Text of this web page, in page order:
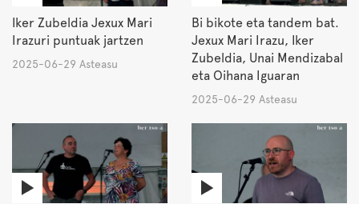
Iker Zubeldia Jexux Mari
Irazuri puntuak jartzen
2025-06-29 Asteasu
Bi bikote eta tandem bat.
Jexux Mari Irazu, Iker
Zubeldia, Unai Mendizabal
eta Oihana Iguaran
2025-06-29 Asteasu